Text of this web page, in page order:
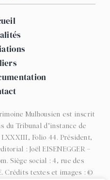
Mulhousien est inscrit
du Tribunal d’instance de
LXXXIII, Folio 44. Président,
: Joël EISENEGGER –
Siège social : 4, rue des
Crédits textes et images : ©